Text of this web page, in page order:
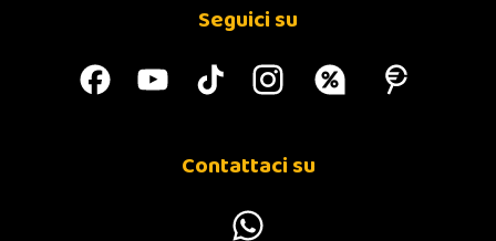
Seguici su
Contattaci su